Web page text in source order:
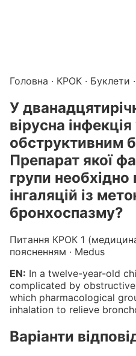
Головна · КРОК · Буклети
У
вірусна
обструктивним
Препарат якої
групи
інгаляцій із
бронхоспазму?
Питання КРОК 1
поясненням · Medus
EN: In a twelve-year-old
complicated by
which pharmacological
inhalation to relieve
Варіанти